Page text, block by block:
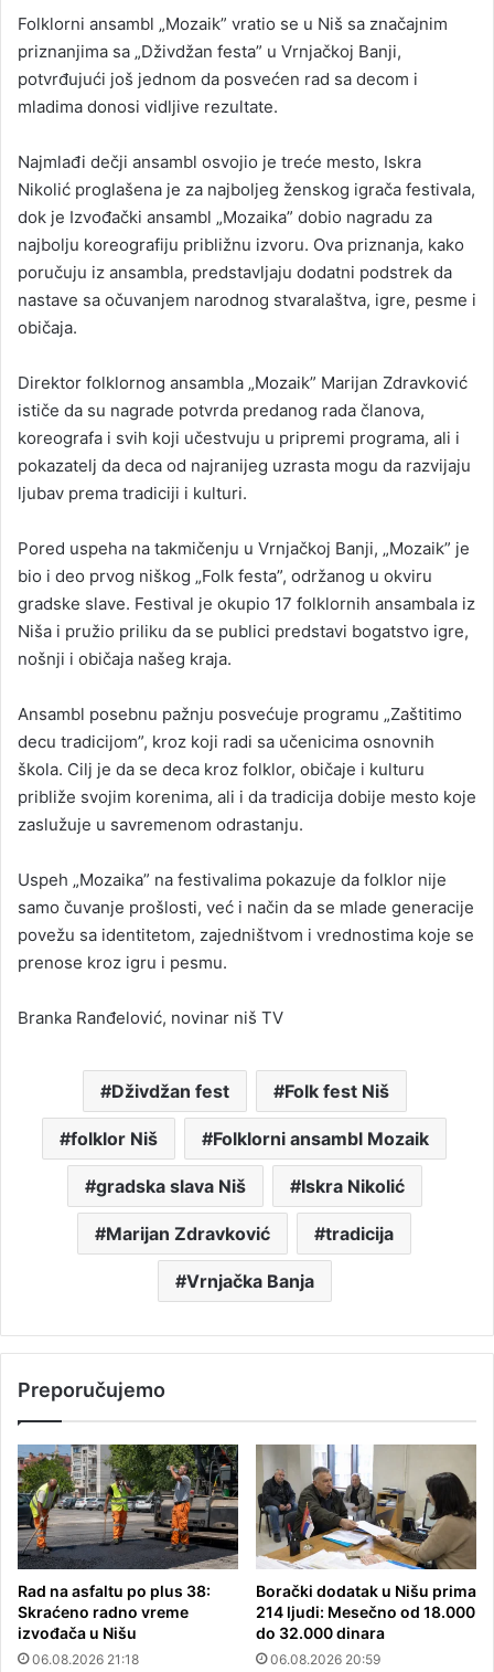
Folklorni ansambl „Mozaik” vratio se u Niš sa značajnim
priznanjima sa „Dživdžan festa” u Vrnjačkoj Banji,
potvrđujući još jednom da posvećen rad sa decom i
mladima donosi vidljive rezultate.
Najmlađi dečji ansambl osvojio je treće mesto, Iskra
Nikolić proglašena je za najboljeg ženskog igrača festivala,
dok je Izvođački ansambl „Mozaika” dobio nagradu za
najbolju koreografiju približnu izvoru. Ova priznanja, kako
poručuju iz ansambla, predstavljaju dodatni podstrek da
nastave sa očuvanjem narodnog stvaralaštva, igre, pesme i
običaja.
Direktor folklornog ansambla „Mozaik” Marijan Zdravković
ističe da su nagrade potvrda predanog rada članova,
koreografa i svih koji učestvuju u pripremi programa, ali i
pokazatelj da deca od najranijeg uzrasta mogu da razvijaju
ljubav prema tradiciji i kulturi.
Pored uspeha na takmičenju u Vrnjačkoj Banji, „Mozaik” je
bio i deo prvog niškog „Folk festa”, održanog u okviru
gradske slave. Festival je okupio 17 folklornih ansambala iz
Niša i pružio priliku da se publici predstavi bogatstvo igre,
nošnji i običaja našeg kraja.
Ansambl posebnu pažnju posvećuje programu „Zaštitimo
decu tradicijom”, kroz koji radi sa učenicima osnovnih
škola. Cilj je da se deca kroz folklor, običaje i kulturu
približe svojim korenima, ali i da tradicija dobije mesto koje
zaslužuje u savremenom odrastanju.
Uspeh „Mozaika” na festivalima pokazuje da folklor nije
samo čuvanje prošlosti, već i način da se mlade generacije
povežu sa identitetom, zajedništvom i vrednostima koje se
prenose kroz igru i pesmu.
Branka Ranđelović, novinar niš TV
Dživdžan fest Folk fest Niš
folklor Niš Folklorni ansambl Mozaik
gradska slava Niš Iskra Nikolić
Marijan Zdravković tradicija
Vrnjačka Banja
Preporučujemo
Rad na asfaltu po plus 38:
Skraćeno radno vreme
izvođača u Nišu
06.08.2026 21:18
Borački dodatak u Nišu prima
214 ljudi: Mesečno od 18.000
do 32.000 dinara
06.08.2026 20:59